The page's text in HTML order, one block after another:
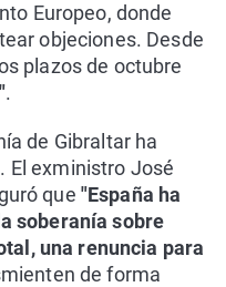
Europeo, donde
objeciones. Desde
plazos de octubre
.
de Gibraltar ha
El exministro José
que "España ha
soberanía sobre
una renuncia para
de forma